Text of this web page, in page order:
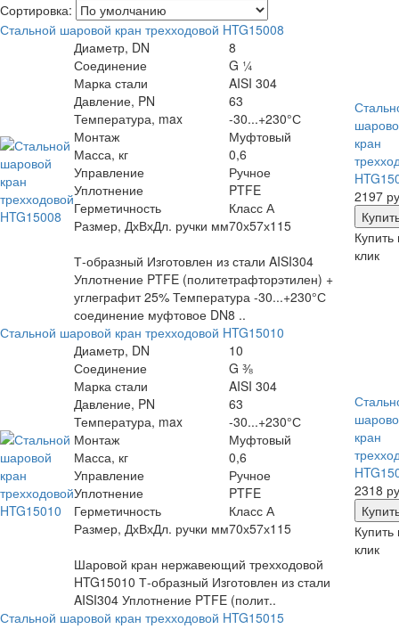
Сортировка:
Стальной шаровой кран трехходовой HTG15008
Диаметр, DN
8
Соединение
G ¼
Марка стали
AISI 304
Давление, PN
63
Температура, max
-30...+230°С
Монтаж
Муфтовый
Масса, кг
0,6
Управление
Ручное
Уплотнение
PTFE
Герметичность
Класс А
Размер, ДхВхДл. ручки мм70х57х115
Т-образный Изготовлен из стали AISI304
Уплотнение PTFE (политетрафторэтилен) +
углеграфит 25% Температура -30...+230°С
соединение муфтовое DN8 ..
кран
2197
Купить
клик
Стальной шаровой кран трехходовой HTG15010
Диаметр, DN
10
Соединение
G ⅜
Марка стали
AISI 304
Давление, PN
63
Температура, max
-30...+230°С
Монтаж
Муфтовый
Масса, кг
0,6
Управление
Ручное
Уплотнение
PTFE
Герметичность
Класс А
Размер, ДхВхДл. ручки мм70х57х115
Шаровой кран нержавеющий трехходовой
HTG15010 Т-образный Изготовлен из стали
AISI304 Уплотнение PTFE (полит..
кран
2318
Купить
клик
Стальной шаровой кран трехходовой HTG15015